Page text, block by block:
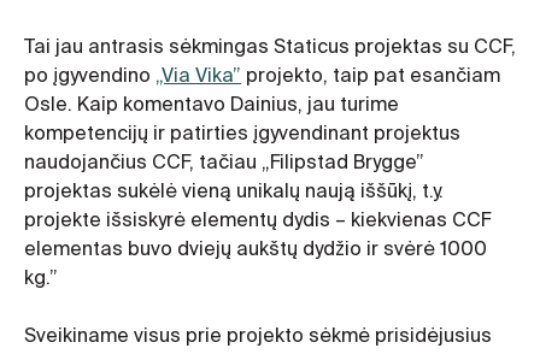
Tai jau antrasis sėkmingas Staticus projektas su CCF,
po įgyvendino „Via Vika” projekto, taip pat esančiam
Osle. Kaip komentavo Dainius, jau turime
kompetencijų ir patirties įgyvendinant projektus
naudojančius CCF, tačiau „Filipstad Brygge”
projektas sukėlė vieną unikalų naują iššūkį, t.y.
projekte išsiskyrė elementų dydis – kiekvienas CCF
elementas buvo dviejų aukštų dydžio ir svėrė 1000
kg.”
Sveikiname visus prie projekto sėkmė prisidėjusius